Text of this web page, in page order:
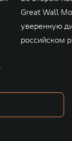
Great Wall
уверенную
российском